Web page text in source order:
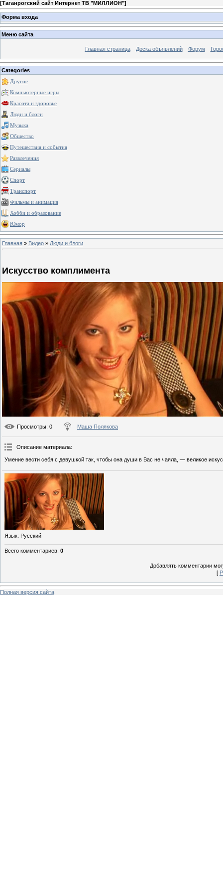
[Таганрогский сайт Интернет ТВ "МИЛЛИОН"]
Форма входа
Меню сайта
Главная страница Доска объявлений Форум
Categories
Другое
Компьютерные игры
Красота и здоровье
Люди и блоги
Музыка
Общество
Путешествия и события
Развлечения
Сериалы
Спорт
Транспорт
Фильмы и анимация
Хобби и образование
Юмор
Главная » Видео » Люди и блоги
Искусство комплимента
Просмотры: 0 Маша Полякова
Описание материала:
Умение вести себя с девушкой так, чтобы она души в Вас не чаяла, — великое
Язык: Русский
Всего комментариев: 0
Добавлять комментарии
[
Полная версия сайта